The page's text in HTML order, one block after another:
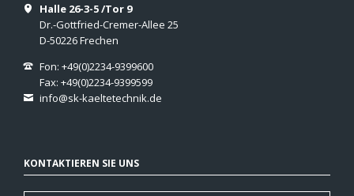
Halle 26-3-5 /Tor 9
Dr.-Gottfried-Cremer-Allee 25
D-50226 Frechen
Fon: +49(0)2234-9399600
Fax: +49(0)2234-9399599
info@sk-kaeltetechnik.de
KONTAKTIEREN SIE UNS